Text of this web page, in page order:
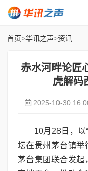
首页>华讯之声>资讯
赤水河畔论匠
虎解码
2025-10-30
10月28日，以
坛在贵州茅台镇举
茅台集团联合发起